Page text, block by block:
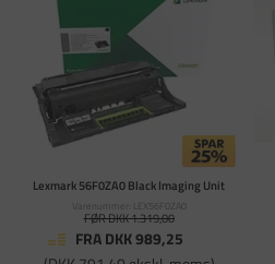
Lexmark 56F0ZA0 Black Imaging Unit
Varenummer: LEX56F0ZA0
FØR DKK 1.319,00
FRA DKK 989,25